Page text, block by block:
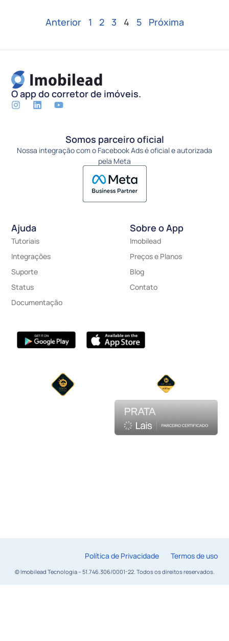
Anterior 1 2 3 4 5 Próxima
O app do corretor de imóveis.
Sobre o App
Imobilead
Preços e Planos
Blog
Contato
Ajuda
Tutoriais
Integrações
Suporte
Status
Documentação
Somos parceiro oficial
Nossa integração com o Facebook Ads é oficial e autorizada
pela Meta
© Imobilead Tecnologia – 51.746.306/0001-22. Todos os direitos reservados.
Política de Privacidade Termos de uso